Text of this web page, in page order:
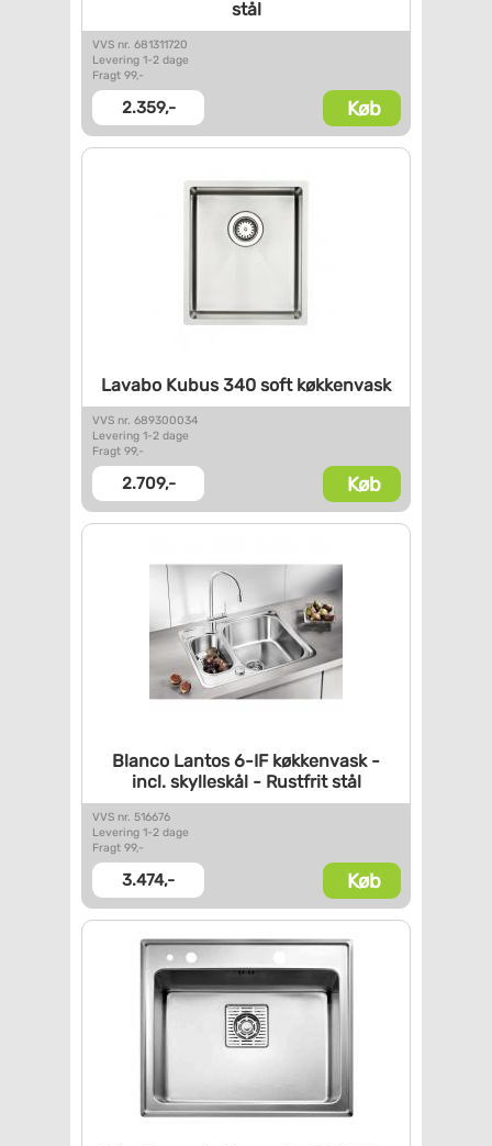
stål
VVS nr. 681311720
Levering 1-2 dage
Fragt 99,-
2.359,- Køb
Lavabo Kubus 340 softkøkkenvask
VVS nr. 689300034
Levering 1-2 dage
Fragt 99,-
2.709,- Køb
Blanco Lantos 6-IF køkkenvask-
incl. skylleskål - Rustfritstål
VVS nr. 516676
Levering 1-2 dage
Fragt 99,-
3.474,- Køb